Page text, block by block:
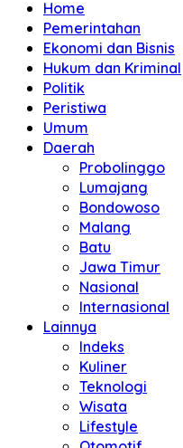
Home
Pemerintahan
Ekonomi dan Bisnis
Hukum dan Kriminal
Politik
Peristiwa
Umum
Daerah
Probolinggo
Lumajang
Bondowoso
Malang
Batu
Jawa Timur
Nasional
Internasional
Lainnya
Indeks
Kuliner
Teknologi
Wisata
Lifestyle